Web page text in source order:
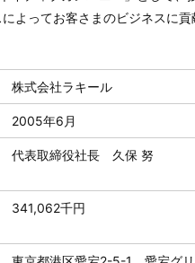
よってお客さまのビジネスに貢
株式会社ラキール
2005年6月
代表取締役社長 久保 努
341,062千円